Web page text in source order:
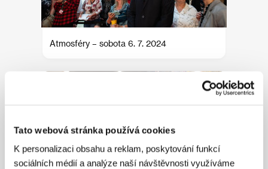
Tato webová stránka používá cookies
K personalizaci obsahu a reklam, poskytování funkcí
sociálních médií a analýze naší návštěvnosti využíváme
Atmosféry – sobota 6. 7. 2024